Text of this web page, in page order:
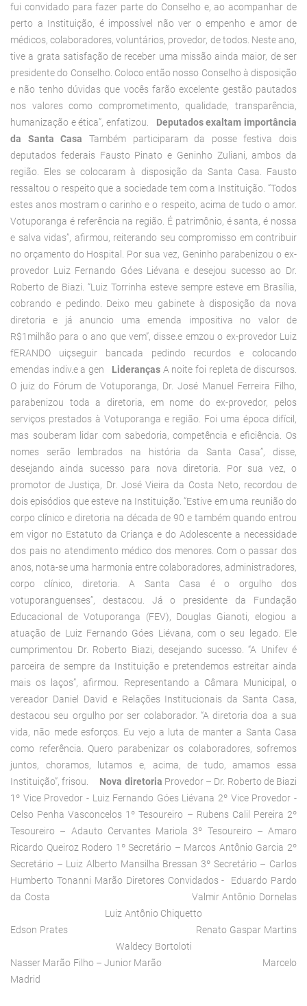
fui convidado para fazer parte do Conselho e, ao acompanhar de
perto a Instituição, é impossível não ver o empenho e amor de
médicos, colaboradores, voluntários, provedor, de todos. Neste ano,
tive a grata satisfação de receber uma missão ainda maior, de ser
presidente do Conselho. Coloco então nosso Conselho à disposição
e não tenho dúvidas que vocês farão excelente gestão pautados
nos valores como comprometimento, qualidade, transparência,
humanização e ética”, enfatizou. Deputados exaltam importância
da Santa Casa Também participaram da posse festiva dois
deputados federais Fausto Pinato e Geninho Zuliani, ambos da
região. Eles se colocaram à disposição da Santa Casa. Fausto
ressaltou o respeito que a sociedade tem com a Instituição. “Todos
estes anos mostram o carinho e o respeito, acima de tudo o amor.
Votuporanga é referência na região. É patrimônio, é santa, é nossa
e salva vidas”, afirmou, reiterando seu compromisso em contribuir
no orçamento do Hospital. Por sua vez, Geninho parabenizou o ex-
provedor Luiz Fernando Góes Liévana e desejou sucesso ao Dr.
Roberto de Biazi. “Luiz Torrinha esteve sempre esteve em Brasília,
cobrando e pedindo. Deixo meu gabinete à disposição da nova
diretoria e já anuncio uma emenda impositiva no valor de
R$1milhão para o ano que vem”, disse.e emzou o ex-provedor Luiz
fERANDO uiçseguir bancada pedindo recurdos e colocando
emendas indiv.e a gen Lideranças A noite foi repleta de discursos.
O juiz do Fórum de Votuporanga, Dr. José Manuel Ferreira Filho,
parabenizou toda a diretoria, em nome do ex-provedor, pelos
serviços prestados à Votuporanga e região. Foi uma época difícil,
mas souberam lidar com sabedoria, competência e eficiência. Os
nomes serão lembrados na história da Santa Casa”, disse,
desejando ainda sucesso para nova diretoria. Por sua vez, o
promotor de Justiça, Dr. José Vieira da Costa Neto, recordou de
dois episódios que esteve na Instituição. “Estive em uma reunião do
corpo clínico e diretoria na década de 90 e também quando entrou
em vigor no Estatuto da Criança e do Adolescente a necessidade
dos pais no atendimento médico dos menores. Com o passar dos
anos, nota-se uma harmonia entre colaboradores, administradores,
corpo clínico, diretoria. A Santa Casa é o orgulho dos
votuporanguenses”, destacou. Já o presidente da Fundação
Educacional de Votuporanga (FEV), Douglas Gianoti, elogiou a
atuação de Luiz Fernando Góes Liévana, com o seu legado. Ele
cumprimentou Dr. Roberto Biazi, desejando sucesso. “A Unifev é
parceira de sempre da Instituição e pretendemos estreitar ainda
mais os laços”, afirmou. Representando a Câmara Municipal, o
vereador Daniel David e Relações Institucionais da Santa Casa,
destacou seu orgulho por ser colaborador. “A diretoria doa a sua
vida, não mede esforços. Eu vejo a luta de manter a Santa Casa
como referência. Quero parabenizar os colaboradores, sofremos
juntos, choramos, lutamos e, acima, de tudo, amamos essa
Instituição”, frisou. Nova diretoria Provedor – Dr. Roberto de Biazi
1º Vice Provedor - Luiz Fernando Góes Liévana 2º Vice Provedor -
Celso Penha Vasconcelos 1º Tesoureiro – Rubens Calil Pereira 2º
Tesoureiro – Adauto Cervantes Mariola 3º Tesoureiro – Amaro
Ricardo Queiroz Rodero 1º Secretário – Marcos Antônio Garcia 2º
Secretário – Luiz Alberto Mansilha Bressan 3º Secretário – Carlos
Humberto Tonanni Marão Diretores Convidados - Eduardo Pardo
da Costa Valmir Antônio Dornelas
Luiz Antônio Chiquetto
Edson Prates Renato Gaspar Martins
Waldecy Bortoloti
Nasser Marão Filho – Junior Marão Marcelo
Madrid